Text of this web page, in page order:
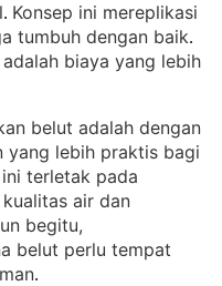
. Konsep ini mereplikasi
tumbuh dengan baik
biaya yang lebih
belut adalah dengan
yang lebih praktis bagi
terletak pada
air dan
begitu,
belut perlu tempat
.